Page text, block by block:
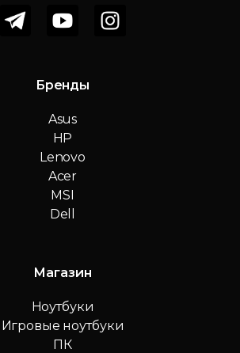
Бренды
Asus
HP
Lenovo
Acer
MSI
Dell
Магазин
Ноутбуки
Игровые ноутбуки
ПК